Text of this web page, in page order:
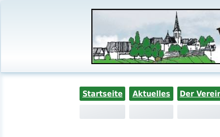
Startseite Aktuelles Der